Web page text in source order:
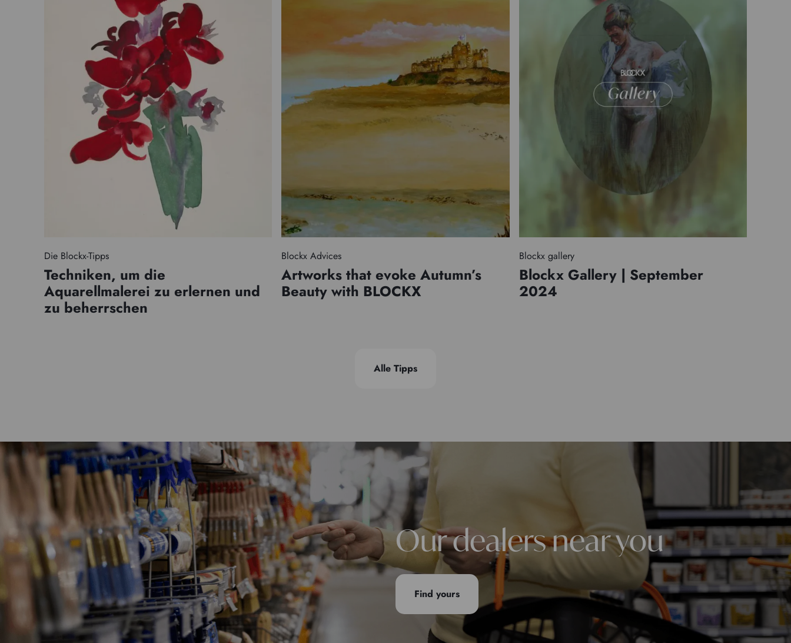
Die Blockx-Tipps
Techniken, um die
Aquarellmalerei zu erlernen und
zu beherrschen
Blockx Advices
Artworks that evoke Autumn’s
Beauty with BLOCKX
Blockx gallery
Blockx Gallery | September
2024
Alle Tipps
Our dealers near you
Find yours